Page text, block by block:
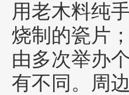
用老木料纯
烧制的瓷片
由多次举办
有不同。周